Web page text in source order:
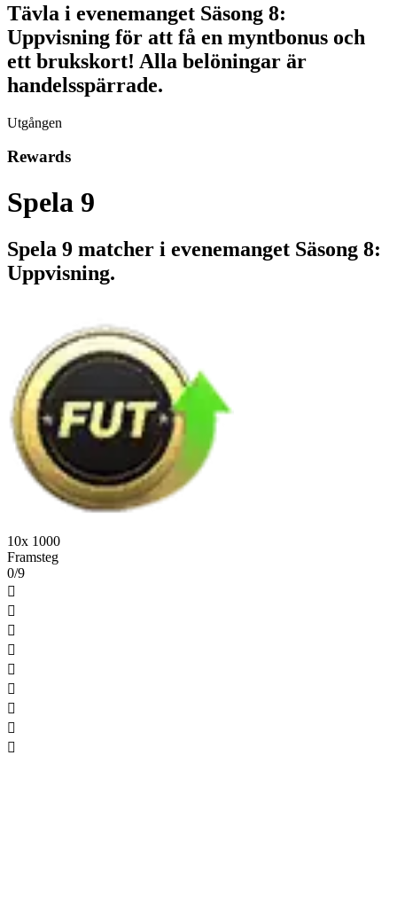
Tävla i evenemanget Säsong 8:
Uppvisning för att få en myntbonus och
ett brukskort! Alla belöningar är
handelsspärrade.
Utgången
Rewards
Spela 9
Spela 9 matcher i evenemanget Säsong 8:
Uppvisning.
10x 1000
Framsteg
0/9








